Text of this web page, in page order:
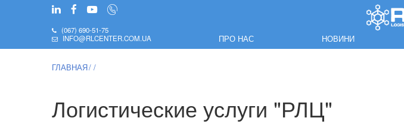
(067) 690-51-75
INFO@RLCENTER.COM.UA
ПРО НАС НОВИНИ
ГЛАВНАЯ
Логистические услуги "РЛЦ"